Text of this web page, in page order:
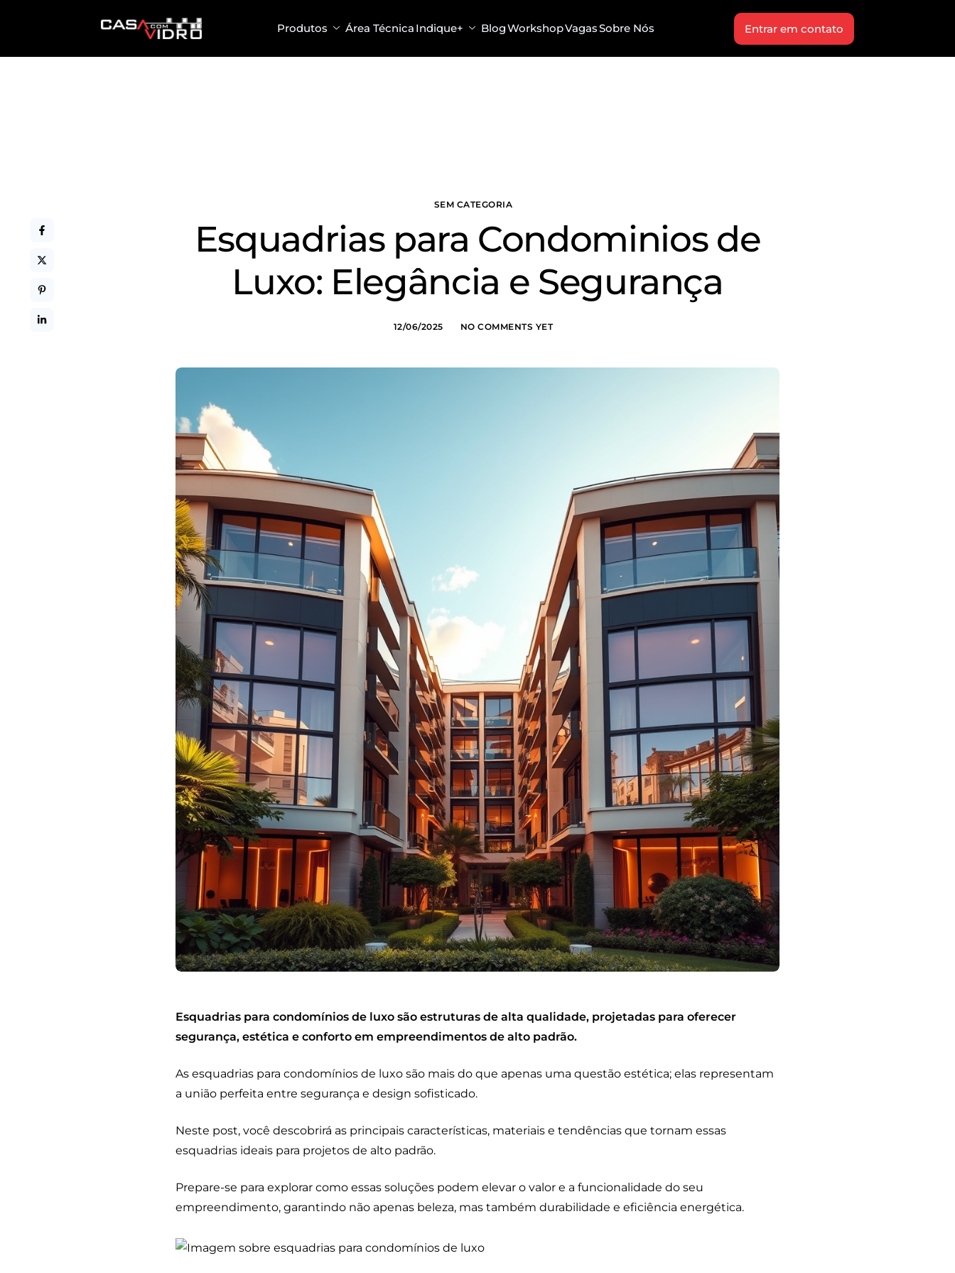
Produtos Área Técnica Indique+ BlogWorkshopVagasSobre Nós Entrar em contato
SEM CATEGORIA
Esquadrias para Condominios de
Luxo: Elegância e Segurança
12/06/2025 NO COMMENTS YET
Esquadrias para condomínios de luxo são estruturas de alta qualidade, projetadas para oferecer
segurança, estética e conforto em empreendimentos de alto padrão.
As esquadrias para condomínios de luxo são mais do que apenas uma questão estética; elas representam
a união perfeita entre segurança e design sofisticado.
Neste post, você descobrirá as principais características, materiais e tendências que tornam essas
esquadrias ideais para projetos de alto padrão.
Prepare-se para explorar como essas soluções podem elevar o valor e a funcionalidade do seu
empreendimento, garantindo não apenas beleza, mas também durabilidade e eficiência energética.